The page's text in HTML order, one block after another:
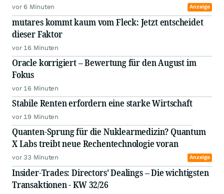
vor 6 Minuten Anzeige
mutares kommt kaum vom Fleck: Jetzt entscheidet
dieser Faktor
vor 16 Minuten
Oracle korrigiert – Bewertung für den August im
Fokus
vor 16 Minuten
Stabile Renten erfordern eine starke Wirtschaft
vor 19 Minuten
Quanten-Sprung für die Nuklearmedizin? Quantum
X Labs treibt neue Rechentechnologie voran
vor 33 Minuten Anzeige
Insider-Trades: Directors' Dealings – Die wichtigsten
Transaktionen - KW 32/26